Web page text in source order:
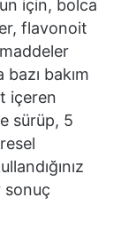
için, bolca
flavonoit
bakım
içeren
sürüp, 5
sonuç